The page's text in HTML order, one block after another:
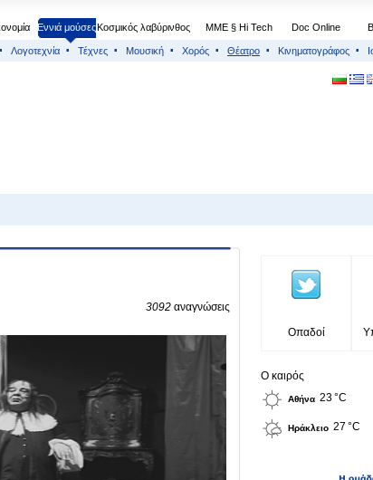
Εννιά μούσεςΚοσμικός λαβύρινθος МΜΕ § Hi Tech Doc Online
Λογοτεχνία Τέχνες Μουσική Χορός Θέατρο Κινηματογράφος
3092 αναγνώσεις
Οπαδοί
Ο καιρός
Αθήνα 23 °C
Ηράκλειο 27 °C